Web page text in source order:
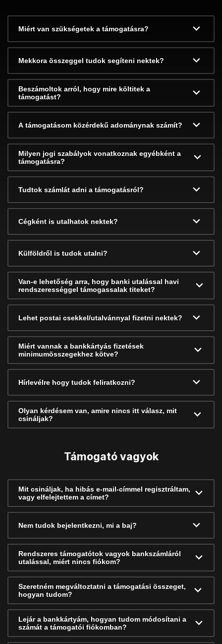
Miért van szükségetek a támogatásra?
Mekkora összeggel tudok segíteni nektek?
Beszámoltok arról, hogy mire költitek a
támogatást?
A támogatásom közérdekű adománynak számít?
Milyen jogi szabályok vonatkoznak egyébként a
támogatásra?
Tudtok számlát adni a támogatásról?
Cégként is utalhatok nektek?
Külföldről is tudok utalni?
Van-e lehetőség arra, hogy banki utalással havi
rendszerességgel támogassalak titeket?
Lehet postai csekkel/utalvánnyal fizetni nektek?
Miért vannak a bankkártyás fizetések
minimumösszegekhez kötve?
Hírlevélre hogy tudok feliratkozni?
Olyan kérdésem van, amire nincs itt válasz, mit
csináljak?
Támogató vagyok
Mit csináljak, ha hibás e-mail-címmel regisztráltam,
vagy elfelejtettem a címet?
Nem tudok bejelentkezni, mi a baj?
Rendszeres támogatótok vagyok bankszámláról
utalással, miért nincs fiókom?
Szeretném megváltoztatni a támogatási összeget,
hogyan tudom?
Lejár a bankkártyám, hogyan tudom módosítani a
számát a támogatói fiókomban?